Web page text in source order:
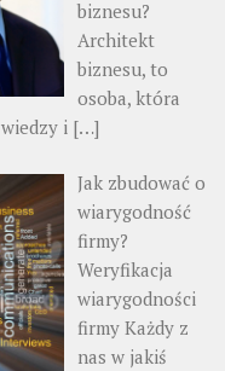
biznesu?
Architekt
biznesu, to
osoba, która
i […]
Jak zbudować o
wiarygodność
firmy?
Weryfikacja
wiarygodności
firmy Każdy z
nas w jakiś